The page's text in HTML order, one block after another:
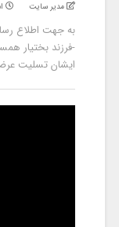
مدیر سایت
به جهت اطلاع
-فرزند بختیار
ایشان تسلیت